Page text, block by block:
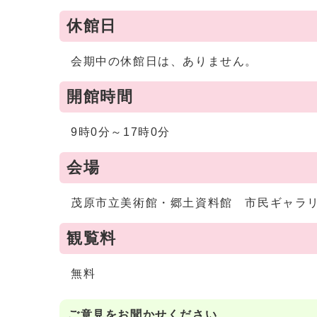
休館日
会期中の休館日は、ありません。
開館時間
9時0分～17時0分
会場
茂原市立美術館・郷土資料館 市民ギャラ
観覧料
無料
ご意見をお聞かせください